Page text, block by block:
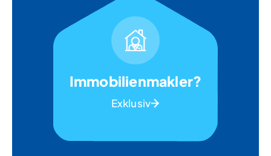
Immobilienmakler?
Exklusiv